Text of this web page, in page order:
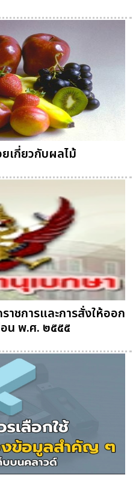
ยเกี่ยวกับผลไม้
าชการและการสั่งให้ออก
อน พ.ศ. ๒๕๕๕